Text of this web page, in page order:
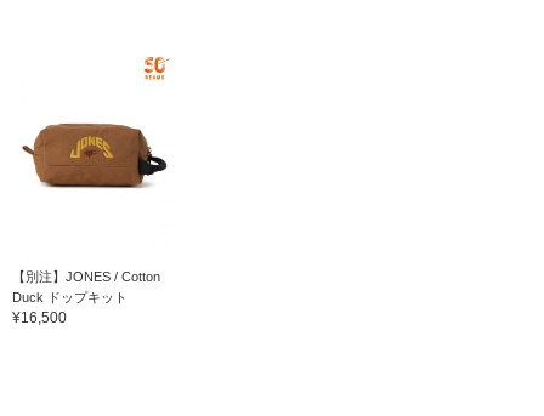
【別注】JONES / Cotton
Duck ドップキット
¥16,500